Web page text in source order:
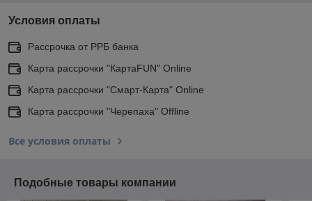
Условия оплаты
Рассрочка от РРБ банка
Карта рассрочки "КартаFUN" Online
Карта рассрочки "Смарт-Карта" Online
Карта рассрочки "Черепаха" Offline
Все условия оплаты
Подобные товары компании